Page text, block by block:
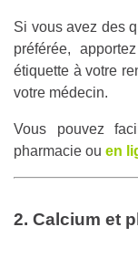
Si vous avez des
préférée,
étiquette à votre
votre médecin.
Vous pouvez
pharmacie ou en
2. Calcium et